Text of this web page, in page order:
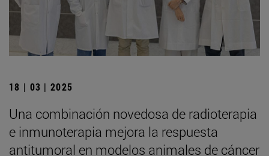
18 | 03 | 2025
Una combinación novedosa de radioterapia
e inmunoterapia mejora la respuesta
antitumoral en modelos animales de cáncer